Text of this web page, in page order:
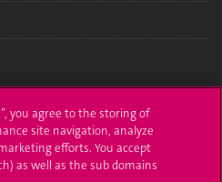
you agree to the storing of
site navigation, analyze
efforts. You accept
as well as the sub domains